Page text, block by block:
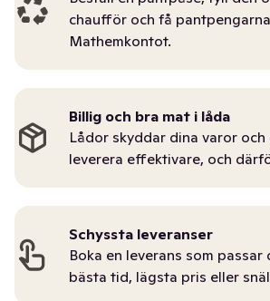
chaufför och få
Mathemkontot.
Billig och bra mat i låda
Lådor skyddar dina varor
leverera effektivare, och
Schyssta leveranser
Boka en leverans som
bästa tid, lägsta pris eller